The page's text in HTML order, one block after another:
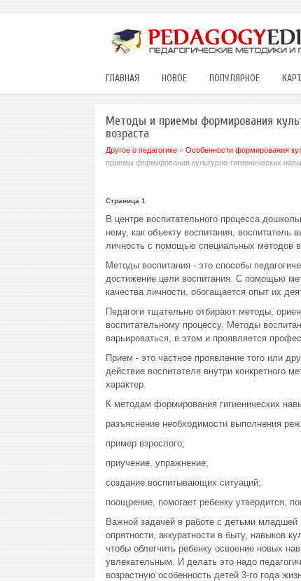
ГЛАВНАЯ НОВОЕ ПОПУЛЯРНОЕ
Методы и приемы формирования
возраста
Другое о педагогике» Особенности формирования
приемы формирования культурно-гигиенических
Страница 1
В центре воспитательного процесса
нему, как объекту воспитания, воспитатель
личность с помощью специальных методов
Методы воспитания - это способы
достижение цели воспитания. С помощью
качества личности, обогащается опыт их
Педагоги тщательно отбирают методы,
воспитательному процессу. Методы
варьироваться, в этом и проявляется
Прием - это частное проявление того или
действие воспитателя внутри конкретного
характер.
К методам формирования гигиенических
разъяснение необходимости выполнения
пример взрослого;
приучение, упражнение;
создание воспитывающих ситуаций;
поощрение, помогает ребенку утвердится,
Важной задачей в работе с детьми младшей
опрятности, аккуратности в быту, навыков
чтобы облегчить ребенку освоение новых
увлекательным. И делать это надо
возрастную особенность детей 3-го года